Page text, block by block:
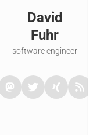
David
Fuhr
software engineer